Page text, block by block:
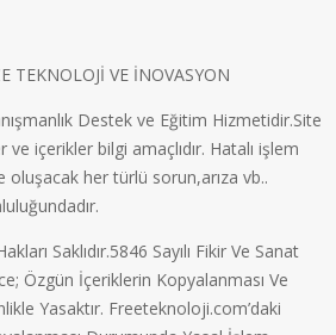
TEKNOLOJİ VE İNOVASYON
Destek ve Eğitim Hizmetidir.Site
içerikler bilgi amaçlıdır. Hatalı işlem
her türlü sorun,arıza vb..
Saklıdır.5846 Sayılı Fikir Ve Sanat
Özgün İçeriklerin Kopyalanması Ve
Yasaktır. Freeteknoloji.com’daki